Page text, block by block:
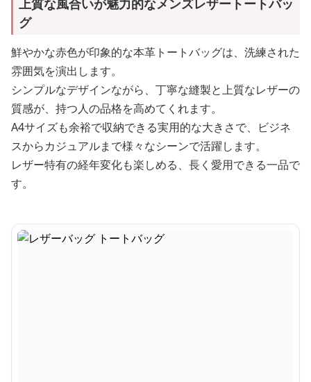
上質な風合いが魅力的なメンズレザートートバッ
グ
鮮やかな赤色が印象的な本革トートバッグは、洗練された
雰囲気を演出します。
シンプルなデザインながら、丁寧な縫製と上質なレザーの
質感が、持つ人の品格を高めてくれます。
A4サイズも余裕で収納できる実用的な大きさで、ビジネ
スからカジュアルまで様々なシーンで活躍します。
レザー特有の経年変化も楽しめる、長く愛用できる一品で
す。